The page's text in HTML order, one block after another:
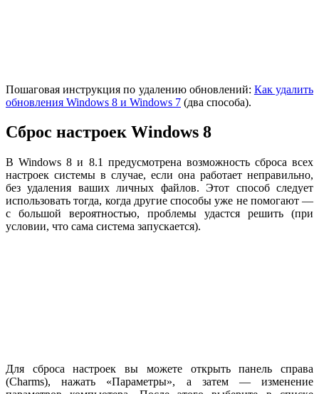
Пошаговая инструкция по удалению обновлений: Как удалить
обновления Windows 8 и Windows 7 (два способа).
Сброс настроек Windows 8
В Windows 8 и 8.1 предусмотрена возможность сброса всех
настроек системы в случае, если она работает неправильно,
без удаления ваших личных файлов. Этот способ следует
использовать тогда, когда другие способы уже не помогают —
с большой вероятностью, проблемы удастся решить (при
условии, что сама система запускается).
Для сброса настроек вы можете открыть панель справа
(Charms), нажать «Параметры», а затем — изменение